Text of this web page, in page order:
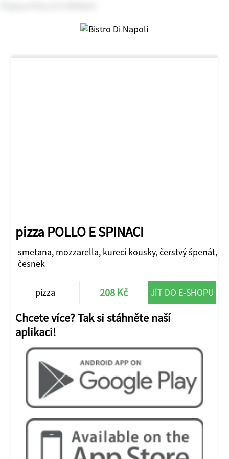
pizza POLLO E SPINACI
smetana, mozzarella, kurecí kousky, čerstvý špenát,
česnek
pizza 208 Kč JÍT DO E-SHOPU
Chcete více? Tak si stáhněte naší
aplikaci!